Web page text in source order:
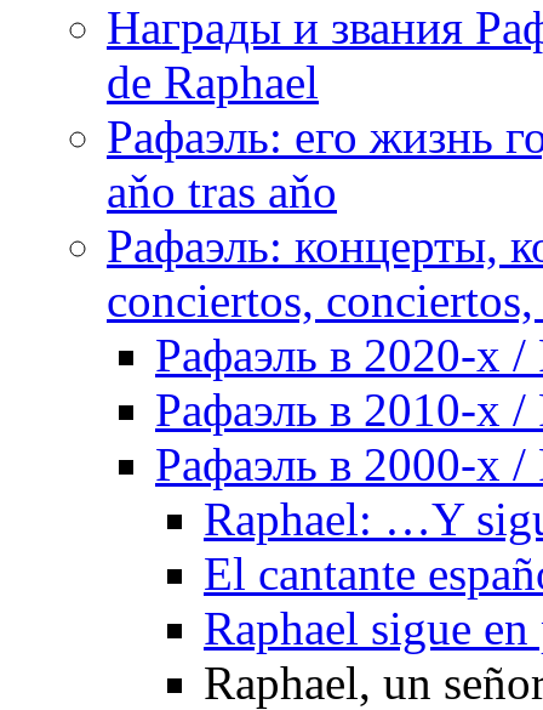
Награды и звания
de Raphael
Рафаэль: его жизнь
aňo tras aňo
Рафаэль: концерты,
conciertos,
Рафаэль в 2020-х /
Рафаэль в 2010-х /
Рафаэль в 2000-х /
Raphael: …Y
El cantante
Raphael sigue
Raphael, un